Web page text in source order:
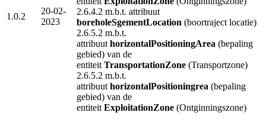
1.0.2
20-02-
2023
2.6.4.2 m.b.t. attribuut
boreholeSgementLocation (boortraject locatie)
2.6.5.2 m.b.t.
attribuut horizontalPositioningArea (bepaling
gebied) van de
entiteit TransportationZone (Transportzone)
2.6.5.2 m.b.t.
attribuut horizontalPositioningrea (bepaling
gebied) van de
entiteit ExploitationZone (Ontginningszone)